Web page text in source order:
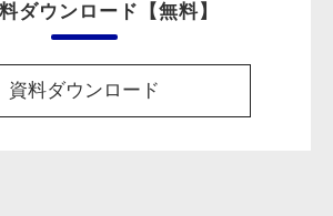
ダウンロード【無料】
資料ダウンロード